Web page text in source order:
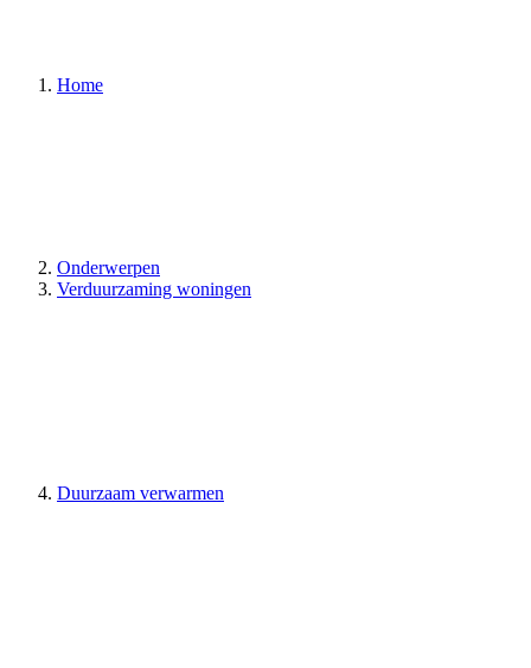
Home
Onderwerpen
Verduurzaming woningen
Duurzaam verwarmen